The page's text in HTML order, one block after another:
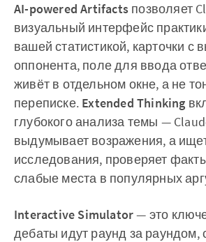
AI-powered Artifacts позволяет
визуальный интерфейс
вашей статистикой, карточки с
оппонента, поле для ввода
живёт в отдельном окне, а не
переписке. Extended Thinking
глубокого анализа темы —
выдумывает возражения, а
исследования, проверяет
слабые места в популярных
Interactive Simulator— это
дебаты идут раунд за раундом,